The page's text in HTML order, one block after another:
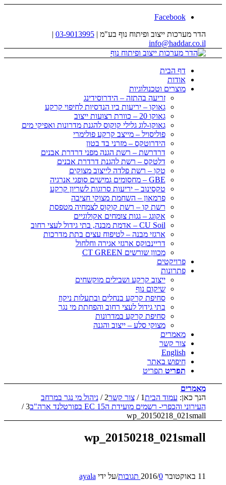
Facebook
הדר מערכות ייצוב ופיתוח נוף בע"מ |03-9013995
|
info@haddar.co.il
דף הבית
אודות
מוצרים וטכנולוגיות
זריעה בהתזה – הידרוסידינג
גאוקו – יריעות ביו הנדסיות לחיפוי קרקע
גאוקו 20 – כוורת רצועות ייצוב
גאוקו-לוג גלילי קוקוס להגנת מדרונות ואפיקי מים
פוליסויל – מייצב קרקע פולימרי
הידרוטקס – מזרני בד בטון
דרדרשת – רשת הגנה מפני דרדרת אבנים
דלטקס – רשת להגנת דרדרת אבנים
טקו – רשת פלדה לייצוב מצוקים
GBE – מחסומים גמישים סופגי אנרגיה
טקסינוב – יריעות סרוגות לשריון קרקע
פרמאון – השחמת מצוקי חציבה
רשת קו – רשת קוקוס לצמחיה מטפסת
אקוגג – גגות צומחים אקולוגיים
CU Soil – אדמת מבנה, בתי גידול לעצי רחוב
ארגזי מבנה – לטיפוח עצים בתת מדרכות
דריינבוקס ארגזי אגירה וחלחול
מכוון שורשים CT GREEN
פרויקטים
פתרונות
ייצוב קרקע ושבילים מוקשחים
שיקום נוף
סחיפת קרקע בנחלים ובתעלות ניקוז
בתי גידול לעצי רחוב והפחתת מי נגר
סחיפת קרקע במדרונות
מצוקי סלע – ייצוב והגנה
מאמרים
צור קשר
English
חיפוש באתר
תפריט תפריט
מאמרים
הנך כאן: עמוד הבית1
/ צור קשר2
/ ניהול מי נגר במרחב
העירוני והכפרי- רשמים מועידת הEC 15 בפורטלנד ארה"ב
3
/
wp_20150218_021small
wp_20150218_021small
11 באוקטובר 2016 /0 תגובות /על ידי ayala